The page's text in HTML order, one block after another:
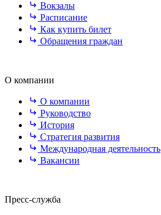
Вокзалы
Расписание
Как купить билет
Обращения граждан
О компании
О компании
Руководство
История
Стратегия развития
Международная деятельность
Вакансии
Пресс-служба